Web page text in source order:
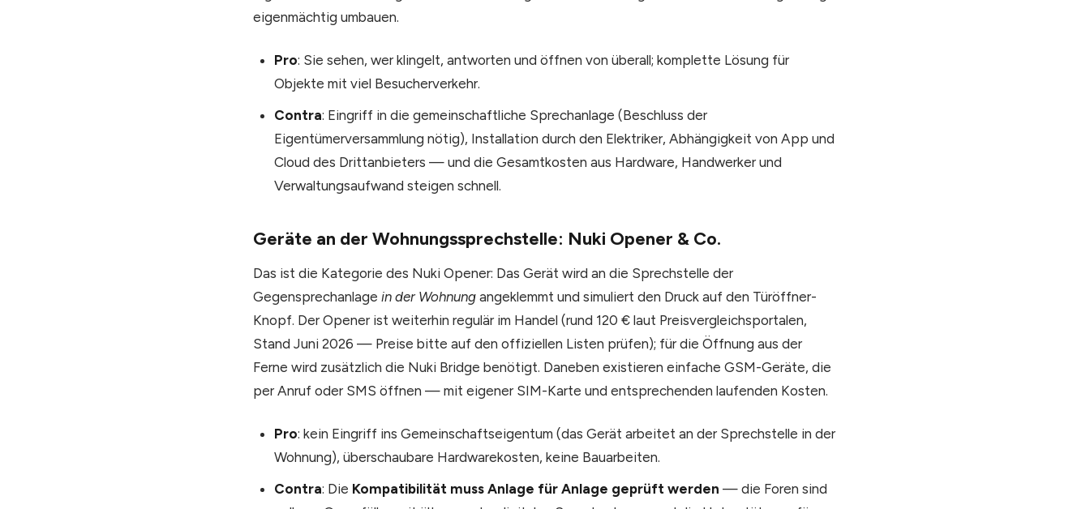
eigenmächtig umbauen.
Pro: Sie sehen, wer klingelt, antworten und öffnen von überall; komplette Lösung für
Objekte mit viel Besucherverkehr.
Contra: Eingriff in die gemeinschaftliche Sprechanlage (Beschluss der
Eigentümerversammlung nötig), Installation durch den Elektriker, Abhängigkeit von App und
Cloud des Drittanbieters — und die Gesamtkosten aus Hardware, Handwerker und
Verwaltungsaufwand steigen schnell.
Geräte an der Wohnungssprechstelle: Nuki Opener & Co.
Das ist die Kategorie des Nuki Opener: Das Gerät wird an die Sprechstelle der
Gegensprechanlage in der Wohnung angeklemmt und simuliert den Druck auf den Türöffner-
Knopf. Der Opener ist weiterhin regulär im Handel (rund 120 € laut Preisvergleichsportalen,
Stand Juni 2026 — Preise bitte auf den offiziellen Listen prüfen); für die Öffnung aus der
Ferne wird zusätzlich die Nuki Bridge benötigt. Daneben existieren einfache GSM-Geräte, die
per Anruf oder SMS öffnen — mit eigener SIM-Karte und entsprechenden laufenden Kosten.
Pro: kein Eingriff ins Gemeinschaftseigentum (das Gerät arbeitet an der Sprechstelle in der
Wohnung), überschaubare Hardwarekosten, keine Bauarbeiten.
Contra: Die Kompatibilität muss Anlage für Anlage geprüft werden — die Foren sind